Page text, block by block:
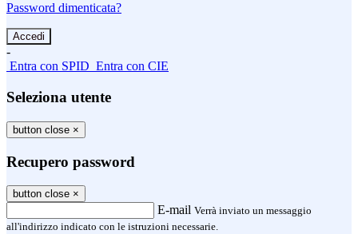
Password dimenticata?
-
Entra con SPID Entra con CIE
Seleziona utente
button close ×
Recupero password
button close ×
E-mail Verrà inviato un messaggio
all'indirizzo indicato con le istruzioni necessarie.